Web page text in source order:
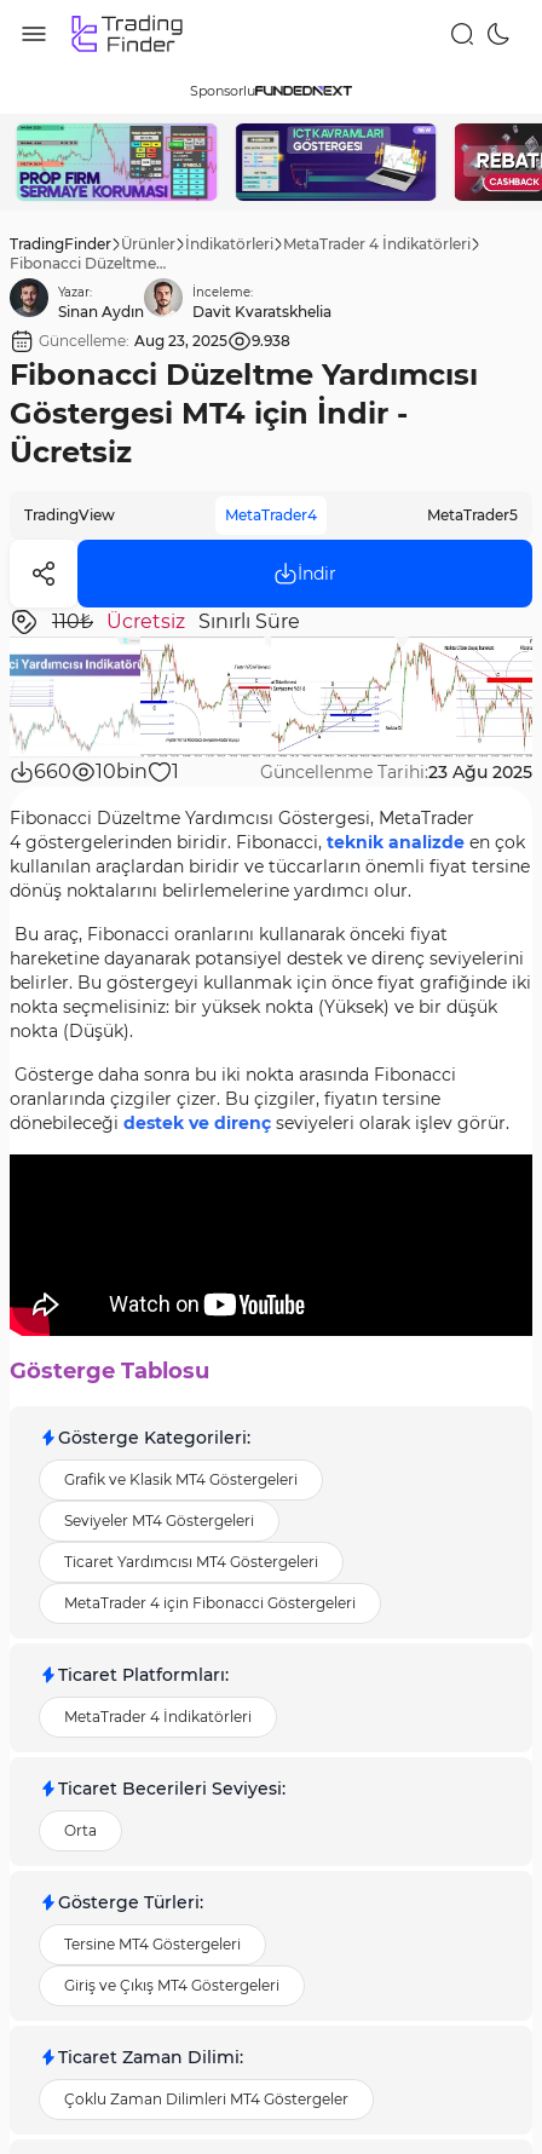
Sponsorlu
TradingFinder Ürünler İndikatörleri MetaTrader 4 İndikatörleri
Fibonacci Düzeltme Yardımcısı Göstergesi MT4 için İndir - Ücretsiz
Yazar:
Sinan Aydın
İnceleme:
Davit Kvaratskhelia
Güncelleme: Aug 23, 2025 9.938
Fibonacci Düzeltme Yardımcısı
Göstergesi MT4 için İndir -
Ücretsiz
TradingView MetaTrader4 MetaTrader5
İndir
110₺ Ücretsiz Sınırlı Süre
660 10bin 1 Güncellenme Tarihi:23 Ağu 2025
Fibonacci Düzeltme Yardımcısı Göstergesi, MetaTrader
4 göstergelerinden biridir. Fibonacci, teknik analizde en çok
kullanılan araçlardan biridir ve tüccarların önemli fiyat tersine
dönüş noktalarını belirlemelerine yardımcı olur.
Bu araç, Fibonacci oranlarını kullanarak önceki fiyat
hareketine dayanarak potansiyel destek ve direnç seviyelerini
belirler. Bu göstergeyi kullanmak için önce fiyat grafiğinde iki
nokta seçmelisiniz: bir yüksek nokta (Yüksek) ve bir düşük
nokta (Düşük).
Gösterge daha sonra bu iki nokta arasında Fibonacci
oranlarında çizgiler çizer. Bu çizgiler, fiyatın tersine
dönebileceği destek ve direnç seviyeleri olarak işlev görür.
Gösterge Tablosu
Gösterge Kategorileri:
Grafik ve Klasik MT4 Göstergeleri
Seviyeler MT4 Göstergeleri
Ticaret Yardımcısı MT4 Göstergeleri
MetaTrader 4 için Fibonacci Göstergeleri
Ticaret Platformları:
MetaTrader 4 İndikatörleri
Ticaret Becerileri Seviyesi:
Orta
Gösterge Türleri:
Tersine MT4 Göstergeleri
Giriş ve Çıkış MT4 Göstergeleri
Ticaret Zaman Dilimi:
Çoklu Zaman Dilimleri MT4 Göstergeler